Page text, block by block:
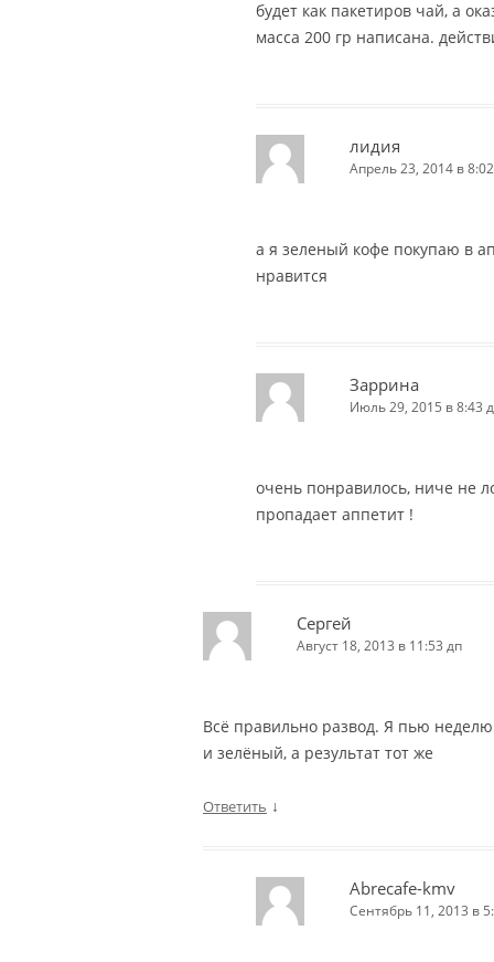
будет как пакетиров чай, а
масса 200 гр написана.
лидия
Апрель 23, 2014 в
а я зеленый кофе покупаю в
нравится
Заррина
Июль 29, 2015 в 8:43
очень понравилось, ниче не
пропадает аппетит !
Сергей
Август 18, 2013 в 11:53 дп
Всё правильно развод. Я пью
и зелёный, а результат тот же
Ответить ↓
Abrecafe-kmv
Сентябрь 11, 2013 в